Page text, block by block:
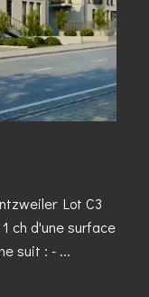
Lot C3
ch d'une surface
suit : - ...